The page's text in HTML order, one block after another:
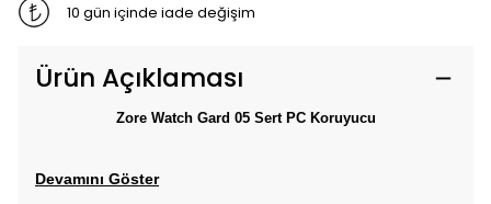
10 gün içinde iade değişim
Ürün Açıklaması
Zore Watch Gard 05 Sert PC Koruyucu
Devamını Göster